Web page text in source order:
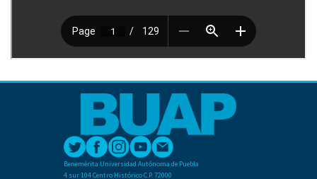
Benemérita Universidad Autónoma de Puebla
4 sur 104 Centro Histórico C.P. 72000